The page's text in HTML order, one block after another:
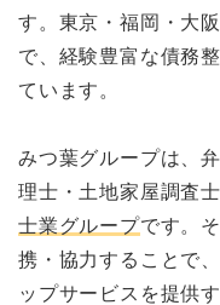
す。東京・福岡・大
で、経験豊富な債務
ています。
みつ葉グループは、
理士・土地家屋調査
士業グループです。
携・協力することで
ップサービスを提供